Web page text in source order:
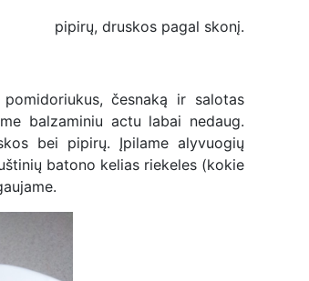
pipirų, druskos pagal skonį.
pomidoriukus, česnaką ir salotas
balzaminiu actu labai nedaug.
bei pipirų. Įpilame alyvuogių
batono kelias riekeles (kokie